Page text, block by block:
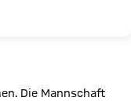
Die Mannschaft